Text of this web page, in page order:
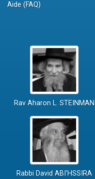
Aide (FAQ)
Rav Aharon L. STEINMAN
Rabbi David ABI'HSSIRA